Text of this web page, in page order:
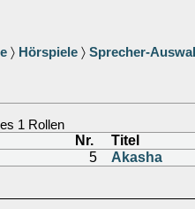
〉 Hörspiele 〉 Sprecher-
1 Rollen
Nr.
Titel
5 Akasha